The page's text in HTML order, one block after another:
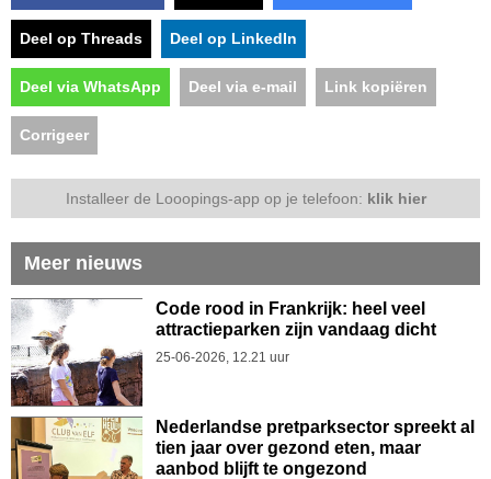
Deel op Threads Deel op LinkedIn
Deel via WhatsApp Deel via e-mail Link kopiëren
Corrigeer
Installeer de Looopings-app op je telefoon: klik hier
Meer nieuws
Code rood in Frankrijk: heel veel
attractieparken zijn vandaag dicht
25-06-2026, 12.21 uur
Nederlandse pretparksector spreekt al
tien jaar over gezond eten, maar
aanbod blijft te ongezond